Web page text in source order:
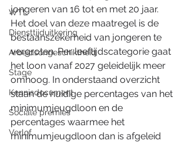
WTL
Diensttijduitkering
Arbeidsongeschiktheid
Stage
Kennisdocument
Sociale premies
Verlof
jongeren van 16 tot en met 20 jaar.
Het doel van deze maatregel is de
bestaanszekerheid van jongeren te
vergroten. Per leeftijdscategorie gaat
het loon vanaf 2027 geleidelijk meer
omhoog. In onderstaand overzicht
staan de huidige percentages van het
minimumjeugdloon en de
percentages waarmee het
minimumjeugdloon dan is afgeleid